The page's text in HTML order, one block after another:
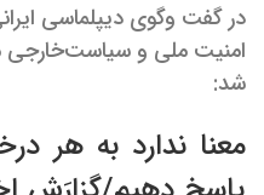
در گفت وگوی دیپلماسی
امنیت ملی و
شد:
معنا ندارد به هر